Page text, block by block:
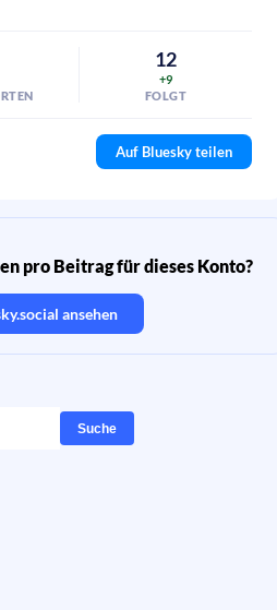
12
+9
FOLGT
Auf Bluesky teilen
pro Beitrag für dieses Konto?
ansehen
Suche